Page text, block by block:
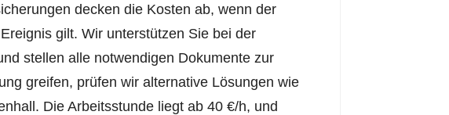
decken die Kosten ab, wenn der
gilt. Wir unterstützen Sie bei der
stellen alle notwendigen Dokumente zur
greifen, prüfen wir alternative Lösungen wie
Die Arbeitsstunde liegt ab 40 €/h, und